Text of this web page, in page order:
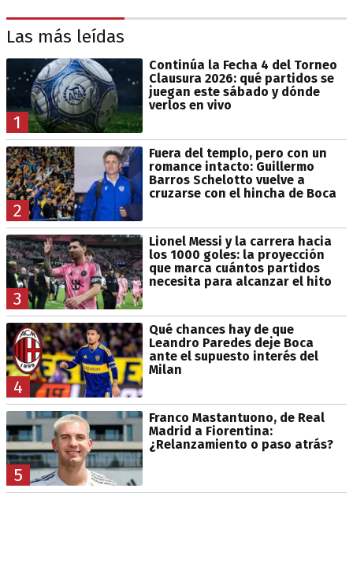
Las más leídas
1
Continúa la Fecha 4 del Torneo
Clausura 2026: qué partidos se
juegan este sábado y dónde
verlos en vivo
2
Fuera del templo, pero con un
romance intacto: Guillermo
Barros Schelotto vuelve a
cruzarse con el hincha de Boca
3
Lionel Messi y la carrera hacia
los 1000 goles: la proyección
que marca cuántos partidos
necesita para alcanzar el hito
4
Qué chances hay de que
Leandro Paredes deje Boca
ante el supuesto interés del
Milan
5
Franco Mastantuono, de Real
Madrid a Fiorentina:
¿Relanzamiento o paso atrás?